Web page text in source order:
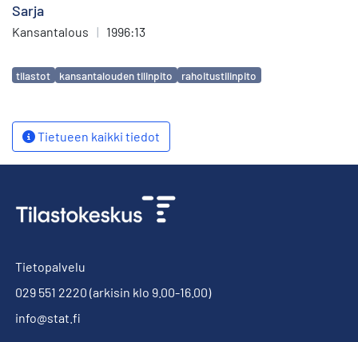
Sarja
Kansantalous | 1996:13
Avainsanat
tilastot kansantalouden tilinpito rahoitustilinpito
Tietueen kaikki tiedot
Tietopalvelu
029 551 2220 (arkisin klo 9.00-16.00)
info@stat.fi